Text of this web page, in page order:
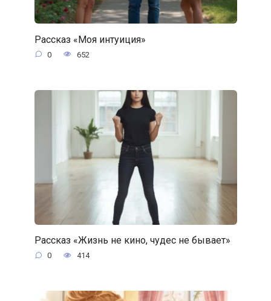
Рассказ «Моя интуиция»
0 652
Рассказ «Жизнь не кино, чудес не бывает»
0 414